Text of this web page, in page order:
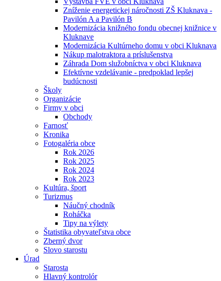
Zníženie energetickej náročnosti ZŠ Kluknava -
Pavilón A a Pavilón B
Modernizácia knižného fondu obecnej knižnice v
Kluknave
Modernizácia Kultúrneho domu v obci Kluknava
Nákup malotraktora a príslušenstva
Záhrada Dom služobníctva v obci Kluknava
Efektívne vzdelávanie - predpoklad lepšej
budúcnosti
Školy
Organizácie
Firmy v obci
Obchody
Farnosť
Kronika
Fotogaléria obce
Rok 2026
Rok 2025
Rok 2024
Rok 2023
Kultúra, šport
Turizmus
Náučný chodník
Roháčka
Tipy na výlety
Štatistika obyvateľstva obce
Zberný dvor
Slovo starostu
Úrad
Starosta
Hlavný kontrolór